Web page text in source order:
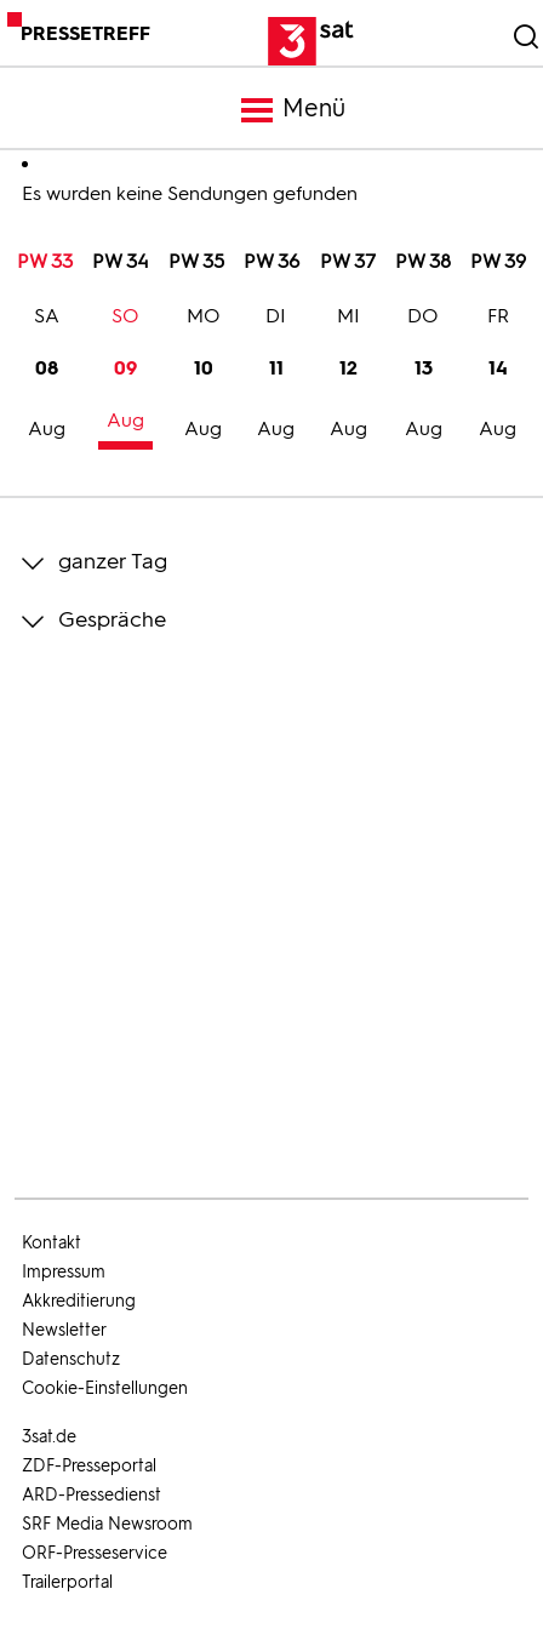
PRESSETREFF
Menü
Meldungen
Programm
Trailer
Bilder
Es wurden keine Sendungen gefunden
PW 33 PW 34 PW 35 PW 36 PW 37 PW 38 PW 39
08
Aug
SA
09
Aug
SO
10
Aug
MO
11
Aug
DI
12
Aug
MI
13
Aug
DO
14
Aug
FR
ganzer Tag
Gespräche
3sat.de
ZDF-Presseportal
ARD-Pressedienst
SRF Media Newsroom
ORF-Presseservice
Trailerportal
Kontakt
Impressum
Akkreditierung
Newsletter
Datenschutz
Cookie-Einstellungen